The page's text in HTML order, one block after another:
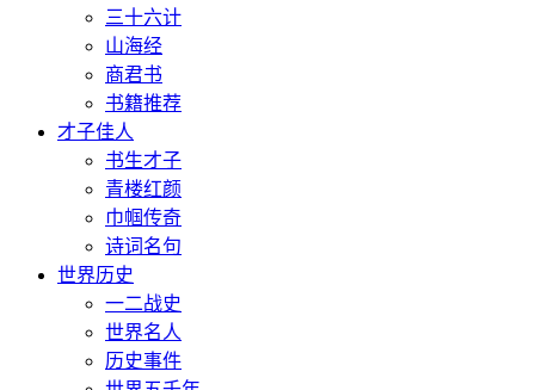
三十六计
山海经
商君书
书籍推荐
才子佳人
书生才子
青楼红颜
巾帼传奇
诗词名句
世界历史
一二战史
世界名人
历史事件